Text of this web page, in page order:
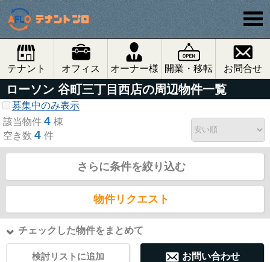
テナント オフィス オーナー様 開業・移転 お問合せ
ローソン 谷町三丁目西店の周辺物件一覧
募集中のみ表示
該当物件 4 棟
空き数 4 件
さらに条件を絞り込む
物件リクエスト
チェックした物件をまとめて
検討リストに追加 お問い合わせ